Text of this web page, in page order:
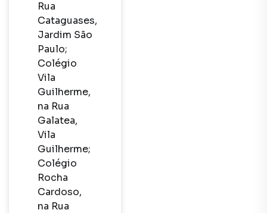
Rua
Cataguases,
Jardim São
Paulo;
Colégio
Vila
Guilherme,
na Rua
Galatea,
Vila
Guilherme;
Colégio
Rocha
Cardoso,
na Rua